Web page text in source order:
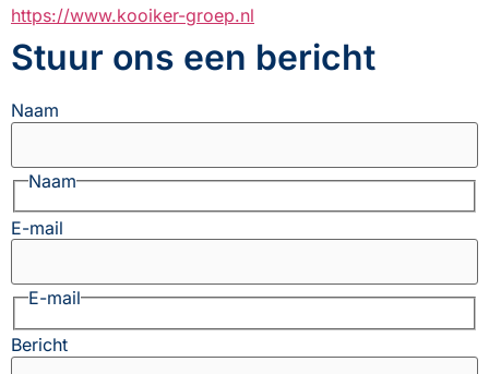
https://www.kooiker-groep.nl
Stuur ons een bericht
Naam
Naam
E-mail
E-mail
Bericht